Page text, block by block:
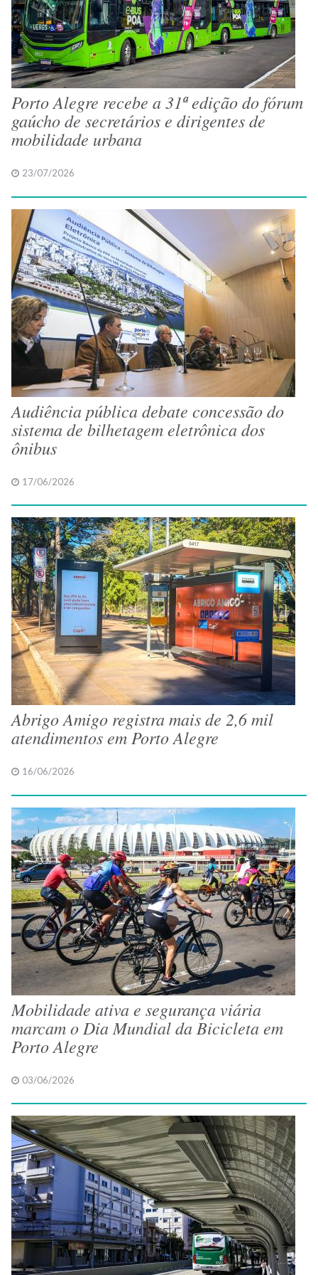
Porto Alegre recebe a 31ª edição do fórum
gaúcho de secretários e dirigentes de
mobilidade urbana
23/07/2026
Audiência pública debate concessão do
sistema de bilhetagem eletrônica dos
ônibus
17/06/2026
Abrigo Amigo registra mais de 2,6 mil
atendimentos em Porto Alegre
16/06/2026
Mobilidade ativa e segurança viária
marcam o Dia Mundial da Bicicleta em
Porto Alegre
03/06/2026